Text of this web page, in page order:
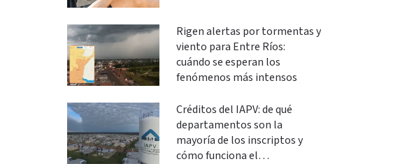
Rigen alertas por tormentas y
viento para Entre Ríos:
cuándo se esperan los
fenómenos más intensos
Créditos del IAPV: de qué
departamentos son la
mayoría de los inscriptos y
cómo funciona el